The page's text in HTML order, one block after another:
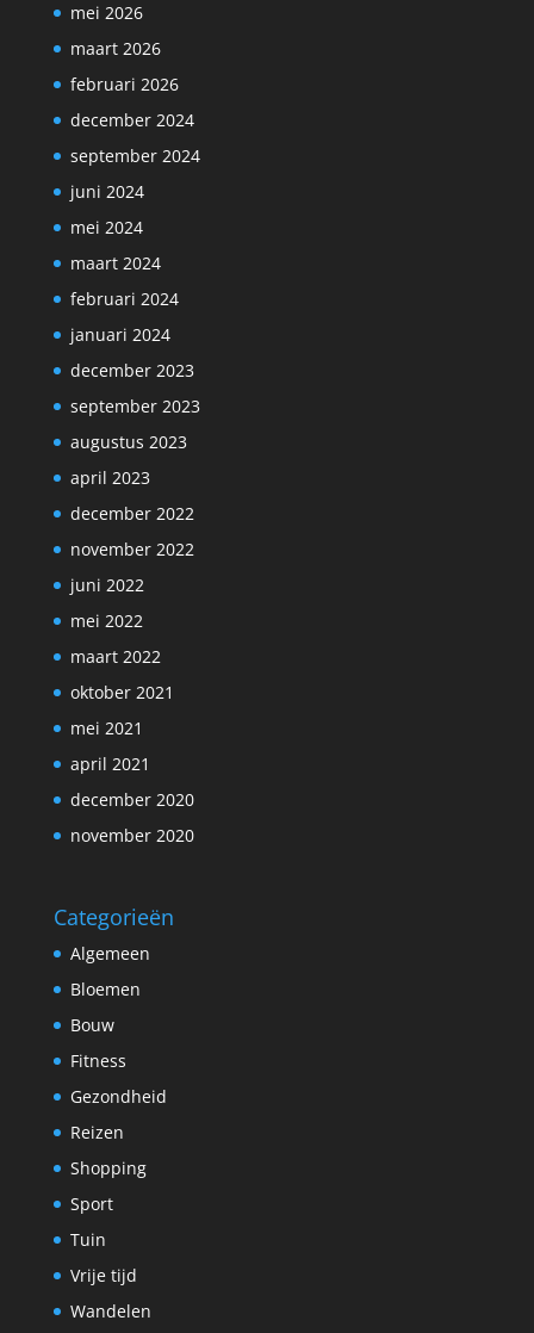
mei 2026
maart 2026
februari 2026
december 2024
september 2024
juni 2024
mei 2024
maart 2024
februari 2024
januari 2024
december 2023
september 2023
augustus 2023
april 2023
december 2022
november 2022
juni 2022
mei 2022
maart 2022
oktober 2021
mei 2021
april 2021
december 2020
november 2020
Categorieën
Algemeen
Bloemen
Bouw
Fitness
Gezondheid
Reizen
Shopping
Sport
Tuin
Vrije tijd
Wandelen